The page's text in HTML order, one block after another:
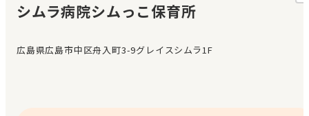
おすすめの園
エンクルの特徴と活用方法
シムラ病院シムっこ保育所
広島県広島市中区舟入町3-9グレイスシムラ1F